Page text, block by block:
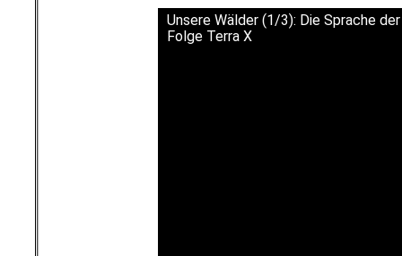
Unsere Wälder (1/3): Die Sprache
Folge Terra X